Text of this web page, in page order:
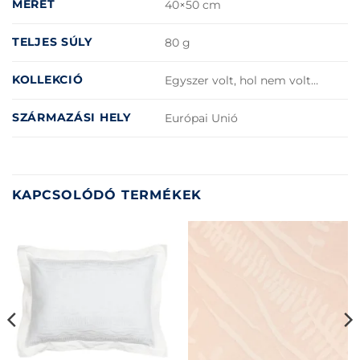
MÉRET 40×50 cm
TELJES SÚLY 80 g
KOLLEKCIÓ Egyszer volt, hol nem volt…
SZÁRMAZÁSI HELY Európai Unió
KAPCSOLÓDÓ TERMÉKEK